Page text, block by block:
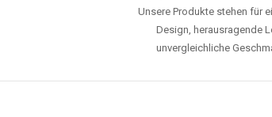
Unsere Produkte stehen für
Design, herausragende
unvergleichliche